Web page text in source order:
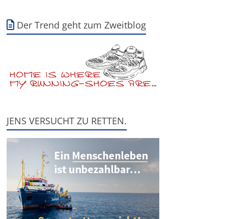
Der Trend geht zum Zweitblog
JENS VERSUCHT ZU RETTEN.